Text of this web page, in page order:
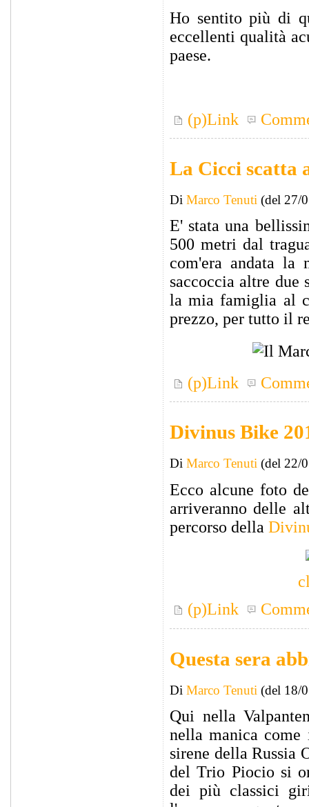
Ho sentito più di
eccellenti qualità
paese.
(p)Link
La Cicci scatta
Di Marco Tenuti (del 27/
E' stata una
500 metri dal
com'era andata la
saccoccia altre due
la mia famiglia al
prezzo, per tutto il
(p)Link
Divinus Bike
Di Marco Tenuti (del 22/
Ecco alcune foto
arriveranno delle
percorso della
(p)Link
Questa sera
Di Marco Tenuti (del 18/
Qui nella
nella manica
sirene della Russia
del Trio Piocio si
dei più classici